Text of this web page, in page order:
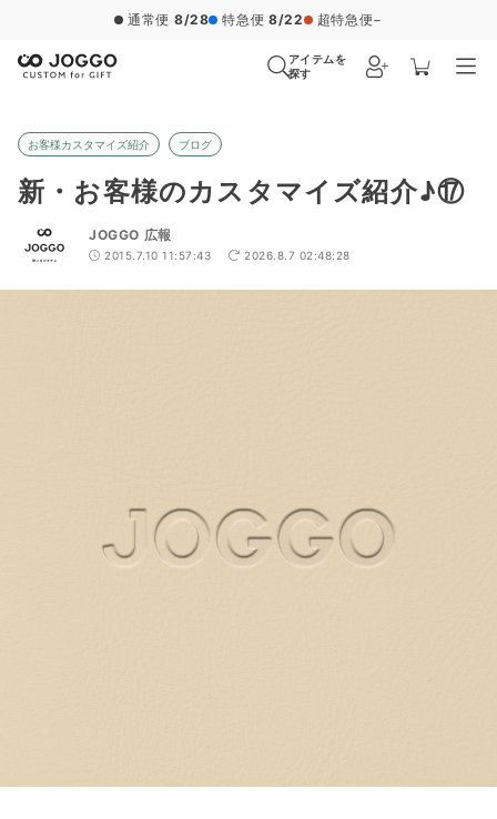
通常便 8/28 特急便 8/22 超特急便−
アイテムを
探す
お客様カスタマイズ紹介 ブログ
新・お客様のカスタマイズ紹介♪⑰
JOGGO 広報
2015.7.10 11:57:43 2026.8.7 02:48:28